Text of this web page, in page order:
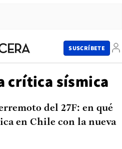
SUSCRÍBETE
crítica sísmica
del 27F: en qué
en Chile con la nueva